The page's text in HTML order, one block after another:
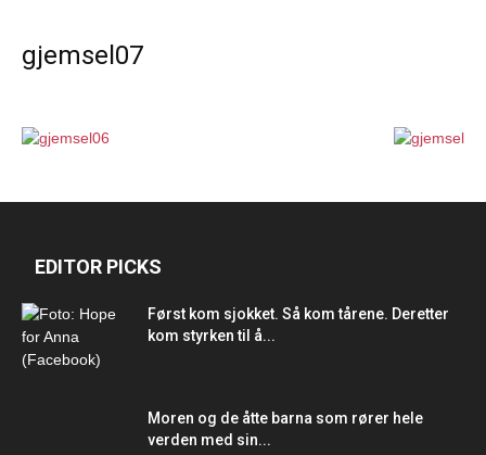
gjemsel07
EDITOR PICKS
Først kom sjokket. Så kom tårene. Deretter
kom styrken til å...
Moren og de åtte barna som rører hele
verden med sin...